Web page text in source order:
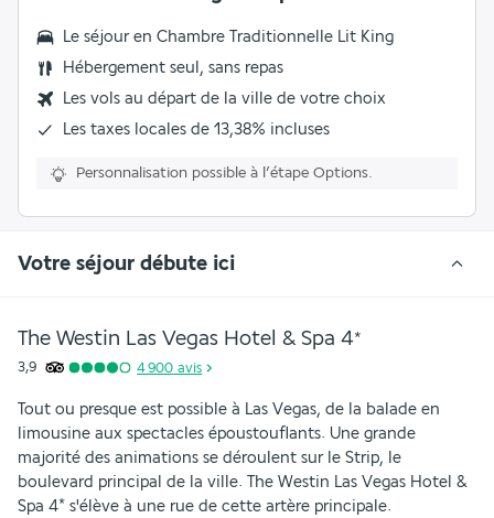
Le séjour en Chambre Traditionnelle Lit King
Hébergement seul, sans repas
Les vols au départ de la ville de votre choix
Les taxes locales de 13,38% incluses
Personnalisation possible à l’étape Options.
Votre séjour débute ici
The Westin Las Vegas Hotel & Spa 4*
3,9 4 900 avis
Tout ou presque est possible à Las Vegas, de la balade en
limousine aux spectacles époustouflants. Une grande
majorité des animations se déroulent sur le Strip, le
boulevard principal de la ville. The Westin Las Vegas Hotel &
Spa 4* s'élève à une rue de cette artère principale.